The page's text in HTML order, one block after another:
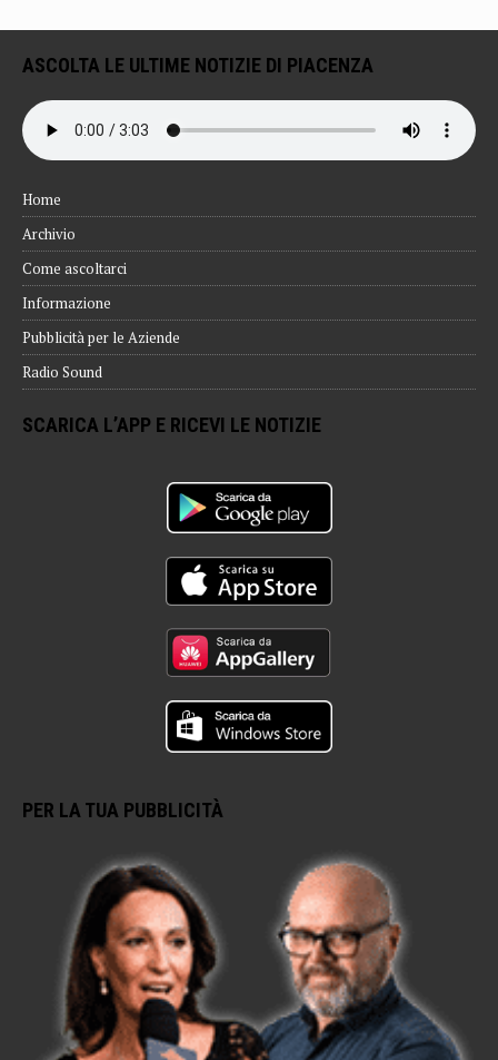
ASCOLTA LE ULTIME NOTIZIE DI PIACENZA
Home
Archivio
Come ascoltarci
Informazione
Pubblicità per le Aziende
Radio Sound
SCARICA L’APP E RICEVI LE NOTIZIE
PER LA TUA PUBBLICITÀ